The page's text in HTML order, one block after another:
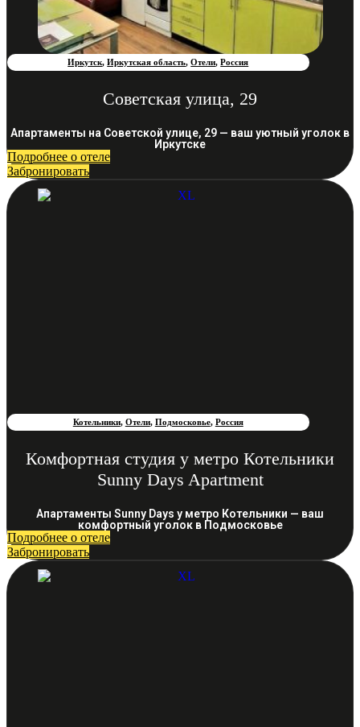
Иркутск,Иркутская область,Отели,Россия
Советская улица, 29
Апартаменты на Советской улице, 29 — ваш уютный уголок в
Иркутске
Подробнее о отеле
Забронировать
Котельники, Отели, Подмосковье, Россия
Комфортная студия у метро Котельники
Sunny Days Apartment
Апартаменты Sunny Days у метро Котельники — ваш
комфортный уголок в Подмосковье
Подробнее о отеле
Забронировать